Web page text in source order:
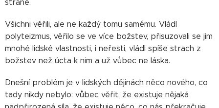
straně.
Všichni věřili, ale ne každý tomu samému. Vládl
polyteizmus, věřilo se ve více božstev, přisuzovali se jim
mnohé lidské vlastnosti, i neřesti, vládl spíše strach z
božstev než úcta k nim a už vůbec ne láska.
Dnešní problém je v lidských dějinách něco nového, co
tady nikdy nebylo: vůbec věřit, že existuje nějaká